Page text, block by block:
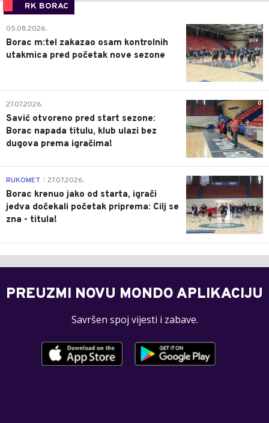
RK BORAC
0
05.08.2026.
Borac m:tel zakazao osam kontrolnih
utakmica pred početak nove sezone
0
27.07.2026.
Savić otvoreno pred start sezone:
Borac napada titulu, klub ulazi bez
dugova prema igračima!
0
RUKOMET 27.07.2026.
Borac krenuo jako od starta, igrači
jedva dočekali početak priprema: Cilj se
zna - titula!
PREUZMI NOVU MONDO APLIKACIJU
Savršen spoj vijesti i zabave.